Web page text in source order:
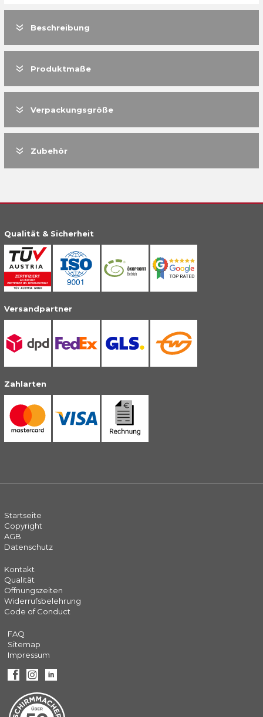
Beschreibung
Produktmaße
Verpackungsgröße
Zubehör
Qualität & Sicherheit
Versandpartner
Zahlarten
Startseite
Copyright
AGB
Datenschutz
Kontakt
Qualität
Öffnungszeiten
Widerrufsbelehrung
Code of Conduct
FAQ
Sitemap
Impressum